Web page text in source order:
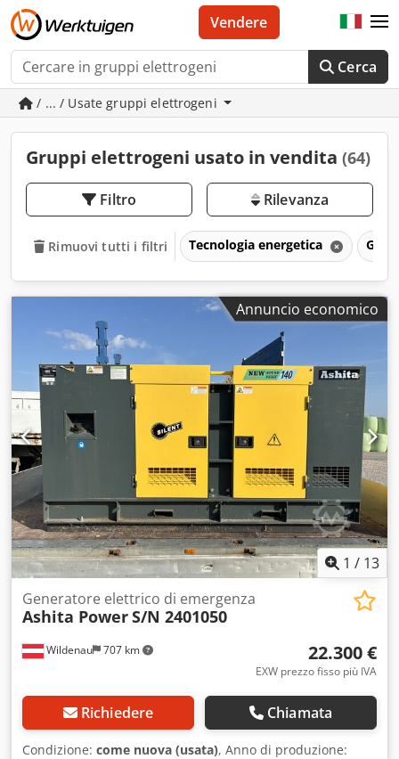
Cerca
Vendere
/ ... / Usate gruppi elettrogeni
Gruppi elettrogeni usato in vendita (64)
Filtro Rilevanza
Rimuovi tutti i filtri Tecnologia energetica
Annuncio economico
1 / 13
Wildenau 707 km
Generatore elettrico di emergenza
Ashita PowerS/N 2401050
22.300 €
EXW prezzo fisso più IVA
Richiedere Chiamata
Condizione: come nuova (usata), Anno di produzione: